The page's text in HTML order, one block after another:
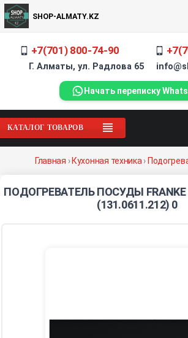
SHOP-ALMATY.KZ
+7(701) 800-74-90
Г. Алматы, ул. Радлова 65
Начать переписку
КАТАЛОГ ТОВАРОВ
Главная ›Кухонная техника ›
ПОДОГРЕВАТЕЛЬ ПОСУДЫ FRANKE -
(131.0611.212) 0